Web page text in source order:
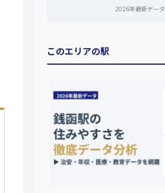
2026年最新デー
このエリアの駅